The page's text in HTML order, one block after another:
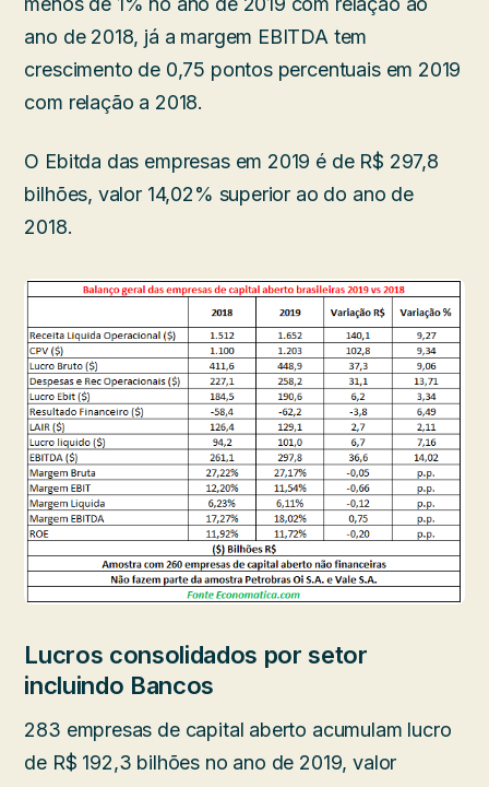
ano de 2018, já a margem EBITDA tem
crescimento de 0,75 pontos percentuais em 2019
com relação a 2018.
O Ebitda das empresas em 2019 é de R$ 297,8
bilhões, valor 14,02% superior ao do ano de
2018.
Lucros consolidados por setor
incluindo Bancos
283 empresas de capital aberto acumulam lucro
de R$ 192,3 bilhões no ano de 2019, valor